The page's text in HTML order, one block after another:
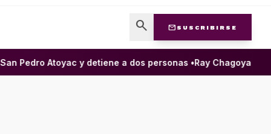
search mail SUSCRIBIRSE
Atoyac y detiene a dos personas •Ray Chagoya